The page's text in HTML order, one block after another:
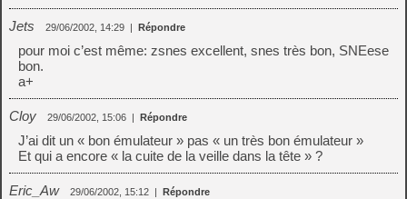
Jets 29/06/2002, 14:29 | Répondre
pour moi c’est même: zsnes excellent, snes très bon, SNEese
bon.
a+
Cloy 29/06/2002, 15:06 | Répondre
J’ai dit un « bon émulateur » pas « un très bon émulateur »
Et qui a encore « la cuite de la veille dans la tête » ?
Eric_Aw 29/06/2002, 15:12 | Répondre